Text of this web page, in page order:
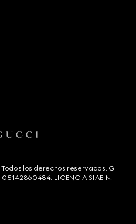
los derechos reservados. G
LICENCIA SIAE N.